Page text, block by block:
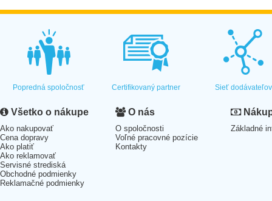
Popredná spoločnosť Certifikovaný partner Sieť dodávateľov
Všetko o nákupe
Ako nakupovať
Cena dopravy
Ako platiť
Ako reklamovať
Servisné strediská
Obchodné podmienky
Reklamačné podmienky
O nás
O spoločnosti
Voľné pracovné pozície
Kontakty
Základné